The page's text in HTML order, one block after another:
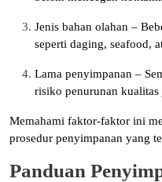
Jenis bahan olahan –
seperti daging, seafood,
Lama penyimpanan –
risiko penurunan kualitas
Memahami faktor-faktor ini
prosedur penyimpanan yang
Panduan